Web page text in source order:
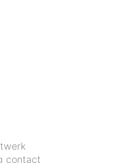
contact